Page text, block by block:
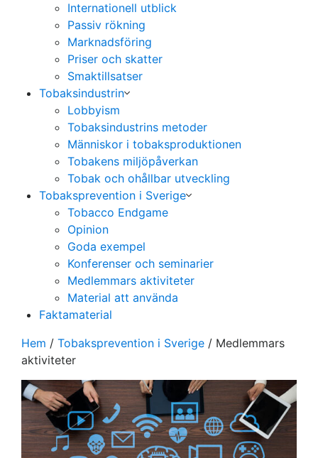
Internationell utblick
Passiv rökning
Marknadsföring
Priser och skatter
Smaktillsatser
Tobaksindustrin
Lobbyism
Tobaksindustrins metoder
Människor i tobaksproduktionen
Tobakens miljöpåverkan
Tobak och ohållbar utveckling
Tobaksprevention i Sverige
Tobacco Endgame
Opinion
Goda exempel
Konferenser och seminarier
Medlemmars aktiviteter
Material att använda
Faktamaterial
Hem / Tobaksprevention i Sverige / Medlemmars
aktiviteter